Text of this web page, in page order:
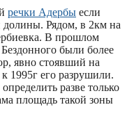
речки Адербы если
долины. Рядом, в 2км на
В прошлом
были более
явно стоявший на
1995г его разрушили.
разве только
площадь такой зоны